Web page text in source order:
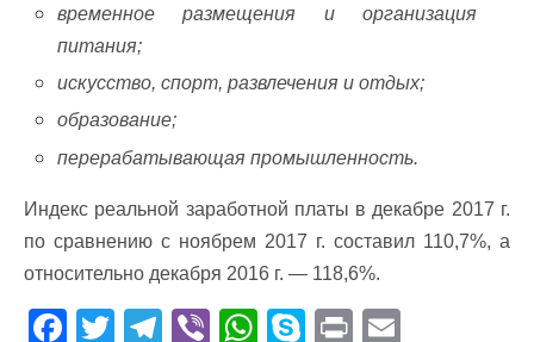
временное размещения и организация
питания;
искусство, спорт, развлечения и отдых;
образование;
перерабатывающая промышленность.
Индекс реальной заработной платы в декабре 2017 г.
по сравнению с ноябрем 2017 г. составил 110,7%, а
относительно декабря 2016 г. — 118,6%.
F T T Vi W S Pr